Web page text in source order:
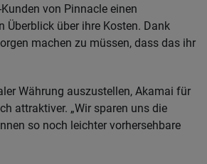
von Pinnacle einen
Überblick über ihre Kosten. Dank
machen zu müssen, dass das ihr
Währung auszustellen, Akamai für
attraktiver. „Wir sparen uns die
so noch leichter vorhersehbare